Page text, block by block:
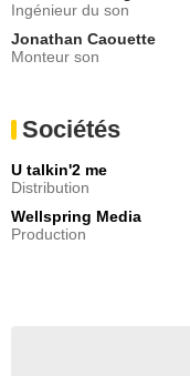
Ingénieur du son
Jonathan Caouette
Monteur son
Sociétés
U talkin'2 me
Distribution
Wellspring Media
Production